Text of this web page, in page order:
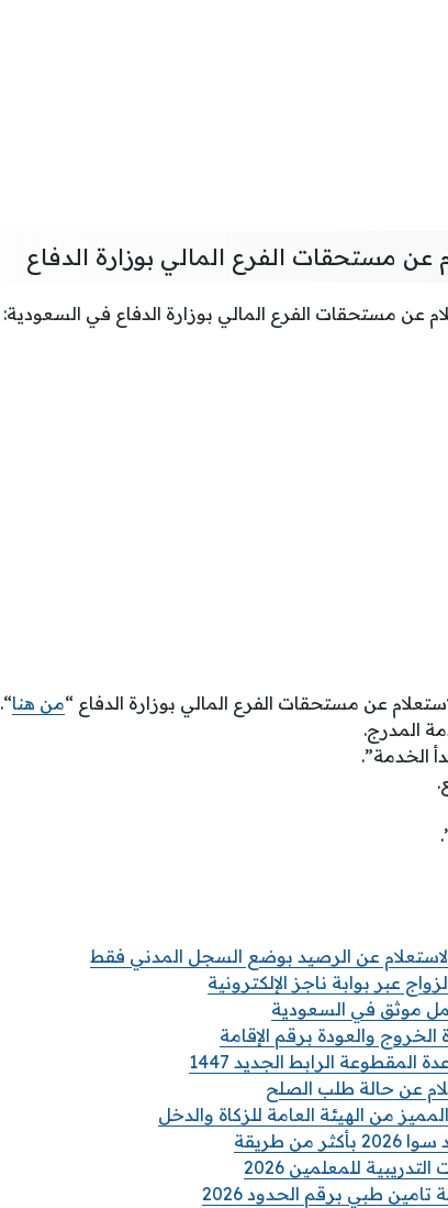
عن مستحقات الفرع المالي بوزارة الدفاع
عن مستحقات الفرع المالي بوزارة الدفاع في السعودية:
عن مستحقات الفرع المالي بوزارة الدفاع “من هنا“.
المدرج.
الخدمة”.
عن الرصيد بوضع السجل المدني فقط
عبر بوابة ناجز الإلكترونية
موثق في السعودية
الخروج والعودة برقم الإقامة
المقطوعة الرابط الجديد 1447
عن حالة طلب الصلح
من الهيئة العامة للزكاة والدخل
من طريقة
للمعلمين 2026
طبي برقم الحدود 2026